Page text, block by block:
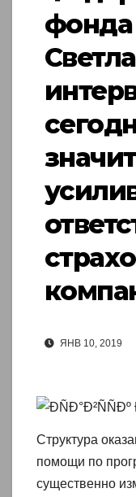
ЯНВ 10, 2019
Структура
помощи по
существенно